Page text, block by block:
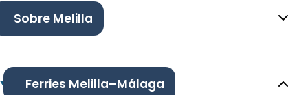
Sobre Melilla
Ferries Melilla–Málaga